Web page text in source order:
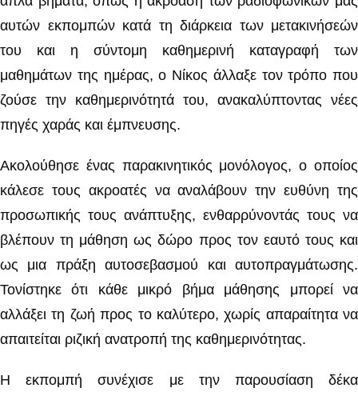
αυτών εκπομπών κατά τη διάρκεια των μετακινήσεών
του και η σύντομη καθημερινή καταγραφή των
μαθημάτων της ημέρας, ο Νίκος άλλαξε τον τρόπο που
ζούσε την καθημερινότητά του, ανακαλύπτοντας νέες
πηγές χαράς και έμπνευσης.
Ακολούθησε ένας παρακινητικός μονόλογος, ο οποίος
κάλεσε τους ακροατές να αναλάβουν την ευθύνη της
προσωπικής τους ανάπτυξης, ενθαρρύνοντάς τους να
βλέπουν τη μάθηση ως δώρο προς τον εαυτό τους και
ως μια πράξη αυτοσεβασμού και αυτοπραγμάτωσης.
Τονίστηκε ότι κάθε μικρό βήμα μάθησης μπορεί να
αλλάξει τη ζωή προς το καλύτερο, χωρίς απαραίτητα να
απαιτείται ριζική ανατροπή της καθημερινότητας.
Η εκπομπή συνέχισε με την παρουσίαση δέκα